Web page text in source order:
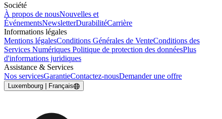
Société
À propos de nousNouvelles et
ÉvénementsNewsletterDurabilitéCarrière
Informations légales
Mentions légalesConditions Générales de VenteConditions des
Services Numériques Politique de protection des donnéesPlus
d'informations juridiques
Assistance & Services
Nos servicesGarantieContactez-nousDemander une offre
Luxembourg | Français